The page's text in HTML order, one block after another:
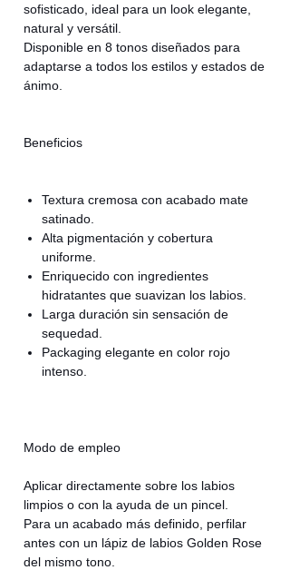
sofisticado, ideal para un look elegante,
natural y versátil.
Disponible en 8 tonos diseñados para
adaptarse a todos los estilos y estados de
ánimo.
Beneficios
Textura cremosa con acabado mate
satinado.
Alta pigmentación y cobertura
uniforme.
Enriquecido con ingredientes
hidratantes que suavizan los labios.
Larga duración sin sensación de
sequedad.
Packaging elegante en color rojo
intenso.
Modo de empleo
Aplicar directamente sobre los labios
limpios o con la ayuda de un pincel.
Para un acabado más definido, perfilar
antes con un lápiz de labios Golden Rose
del mismo tono.